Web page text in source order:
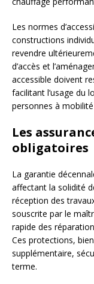
Les normes
constructions
revendre
d’accès et
accessible doivent
facilitant l’usage du
personnes à
Les
obligatoires
La garantie
affectant la solidité
réception des
souscrite par le
rapide des
Ces protections,
supplémentaire,
terme.